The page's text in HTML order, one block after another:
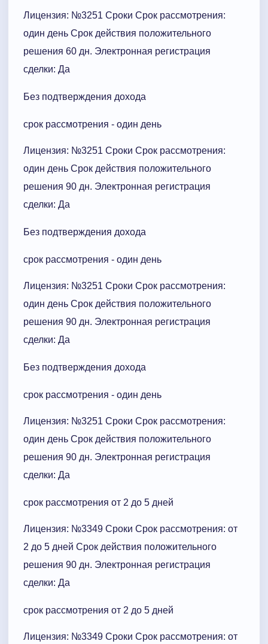
Лицензия: №3251 Сроки Cрок рассмотрения:
один день Срок действия положительного
решения 60 дн. Электронная регистрация
сделки: Да
Без подтверждения дохода
срок рассмотрения - один день
Лицензия: №3251 Сроки Cрок рассмотрения:
один день Срок действия положительного
решения 90 дн. Электронная регистрация
сделки: Да
Без подтверждения дохода
срок рассмотрения - один день
Лицензия: №3251 Сроки Cрок рассмотрения:
один день Срок действия положительного
решения 90 дн. Электронная регистрация
сделки: Да
Без подтверждения дохода
срок рассмотрения - один день
Лицензия: №3251 Сроки Cрок рассмотрения:
один день Срок действия положительного
решения 90 дн. Электронная регистрация
сделки: Да
срок рассмотрения от 2 до 5 дней
Лицензия: №3349 Сроки Cрок рассмотрения: от
2 до 5 дней Срок действия положительного
решения 90 дн. Электронная регистрация
сделки: Да
срок рассмотрения от 2 до 5 дней
Лицензия: №3349 Сроки Cрок рассмотрения: от